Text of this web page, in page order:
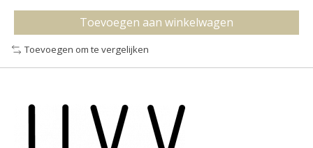
Toevoegen aan winkelwagen
Toevoegen om te vergelijken